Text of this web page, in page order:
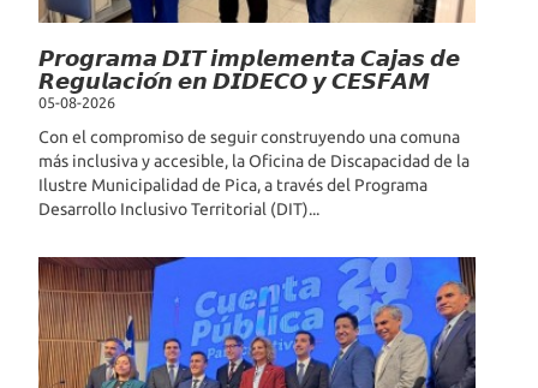
𝙋𝙧𝙤𝙜𝙧𝙖𝙢𝙖 𝘿𝙄𝙏 𝙞𝙢𝙥𝙡𝙚𝙢𝙚𝙣𝙩𝙖 𝘾𝙖𝙟𝙖𝙨 𝙙𝙚
𝙍𝙚𝙜𝙪𝙡𝙖𝙘𝙞𝙤́𝙣 𝙚𝙣 𝘿𝙄𝘿𝙀𝘾𝙊 𝙮 𝘾𝙀𝙎𝙁𝘼𝙈
05-08-2026
Con el compromiso de seguir construyendo una comuna
más inclusiva y accesible, la Oficina de Discapacidad de la
Ilustre Municipalidad de Pica, a través del Programa
Desarrollo Inclusivo Territorial (DIT)...